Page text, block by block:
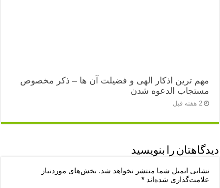
مهم ترین اذکار الهی و فضیلت آن ها – ذکر مخصوص
مستجاب الدعوه شدن
2 هفته قبل
دیدگاهتان را بنویسید
نشانی ایمیل شما منتشر نخواهد شد. بخش‌های موردنیاز
علامت‌گذاری شده‌اند*